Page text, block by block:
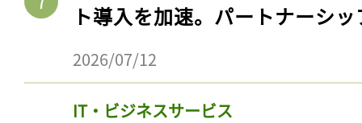
ト導入を加速。パートナーシ
2026/07/12
IT・ビジネスサービス